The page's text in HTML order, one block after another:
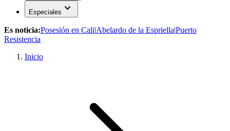
Especiales expand_more
Es noticia:Posesión en Cali|Abelardo de la Espriella|Puerto
Resistencia
Inicio